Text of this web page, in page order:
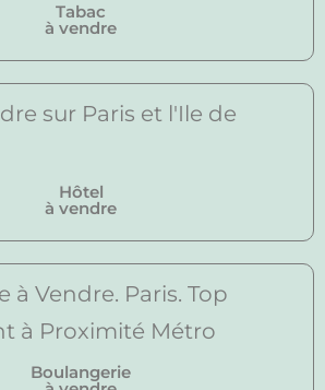
Tabac
à vendre
Hôtel
à vendre
Boulangerie